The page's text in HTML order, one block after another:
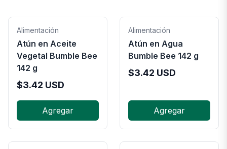
Alimentación
Atún en Aceite
Vegetal Bumble Bee
142 g
$3.42 USD
Agregar
Alimentación
Atún en Agua
Bumble Bee 142 g
$3.42 USD
Agregar